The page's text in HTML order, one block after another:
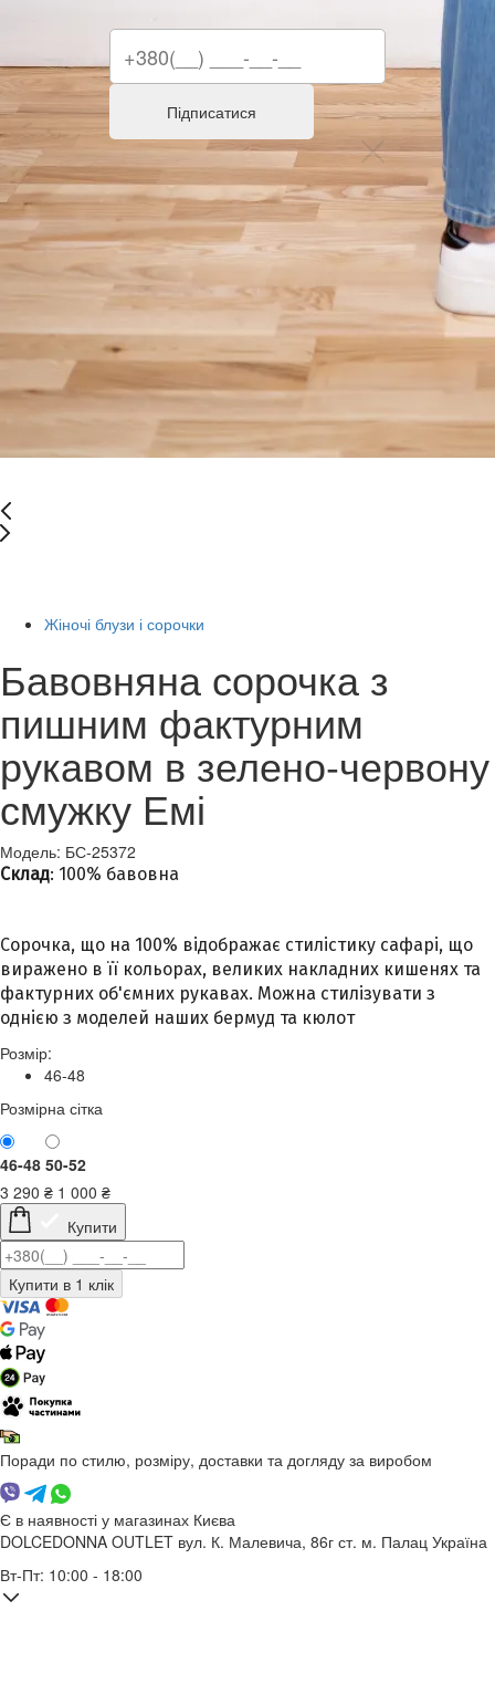
Жіночі блузи і сорочки
Бавовняна сорочка з
пишним фактурним
рукавом в зелено-червону
смужку Емі
Модель: БС-25372
Склад: 100% бавовна
Сорочка, що на 100% відображає стилістику сафарі, що
виражено в її кольорах, великих накладних кишенях та
фактурних об'ємних рукавах. Можна стилізувати з
однією з моделей наших бермуд та кюлот
Розмір:
46-48
Розмірна сітка
46-48 50-52
3 290 ₴ 1 000 ₴
Купити
Поради по стилю, розміру, доставки та догляду за виробом
Є в наявності у магазинах Києва
DOLCEDONNA OUTLET вул. К. Малевича, 86г ст. м. Палац Україна
Вт-Пт: 10:00 - 18:00
Підписатися